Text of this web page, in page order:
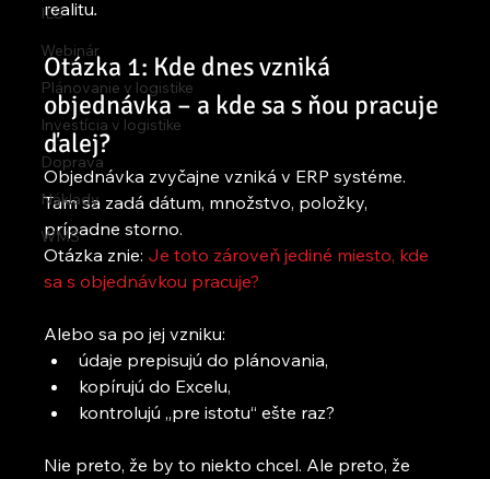
ILS
Webinár
Plánovanie v logistike
Investícia v logistike
Doprava
Náklady
WMS
realitu.
Otázka 1: Kde dnes vzniká
objednávka – a kde sa s ňou pracuje
ďalej?
Objednávka zvyčajne vzniká v ERP systéme.
Tam sa zadá dátum, množstvo, položky,
prípadne storno.
Otázka znie: Je toto zároveň jediné miesto, kde
sa s objednávkou pracuje?
Alebo sa po jej vzniku:
údaje prepisujú do plánovania,
kopírujú do Excelu,
kontrolujú „pre istotu“ ešte raz?
Nie preto, že by to niekto chcel. Ale preto, že